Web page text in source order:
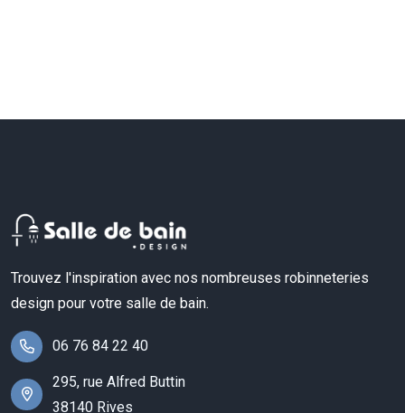
Trouvez l'inspiration avec nos nombreuses robinneteries
design pour votre salle de bain.
06 76 84 22 40
295, rue Alfred Buttin
38140 Rives